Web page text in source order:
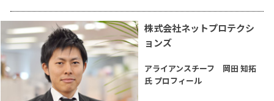
株式会社ネットプロテクシ
ョンズ
アライアンスチーフ 岡田 知拓
氏 プロフィール